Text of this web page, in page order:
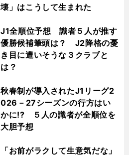
壊」はこうして生まれた
J1全順位予想 識者５人が推す
優勝候補筆頭は？ J2降格の憂
き目に遭いそうな３クラブと
は？
秋春制が導入されたJ1リーグ2
026－27シーズンの行方はい
かに!? ５人の識者が全順位を
大胆予想
「お前がラクして生意気だな」